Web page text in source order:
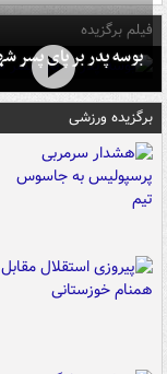
فیلم برگزیده
بوسه‌ پدر بر پای پسر
برگزیده ورزشی